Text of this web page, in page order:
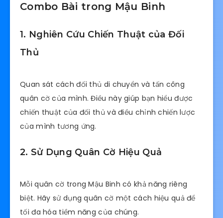
Combo Bài trong Mậu Binh
1. Nghiên Cứu Chiến Thuật của Đối
Thủ
Quan sát cách đối thủ di chuyển và tấn công
quân cờ của mình. Điều này giúp bạn hiểu được
chiến thuật của đối thủ và điều chỉnh chiến lược
của mình tương ứng.
2. Sử Dụng Quân Cờ Hiệu Quả
Mỗi quân cờ trong Mậu Binh có khả năng riêng
biệt. Hãy sử dụng quân cờ một cách hiệu quả để
tối đa hóa tiềm năng của chúng.